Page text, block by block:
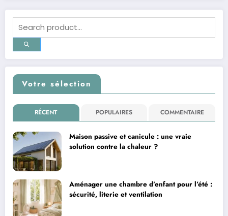
Votre sélection
RÉCENT POPULAIRES COMMENTAIRE
Maison passive et canicule : une vraie
solution contre la chaleur ?
Aménager une chambre d’enfant pour l’été :
sécurité, literie et ventilation